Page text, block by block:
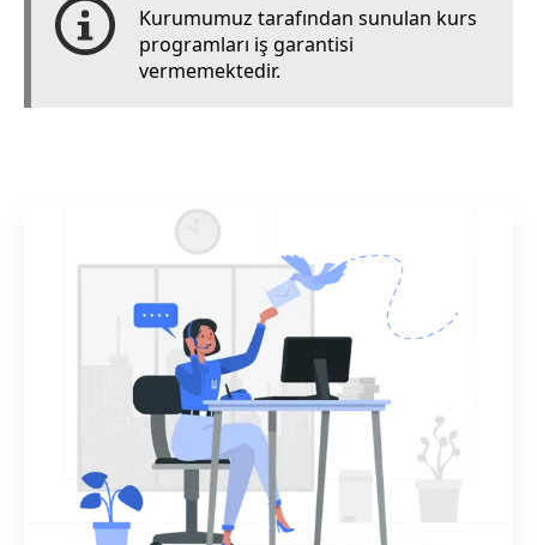
Kurumumuz tarafından sunulan kurs
programları iş garantisi
vermemektedir.